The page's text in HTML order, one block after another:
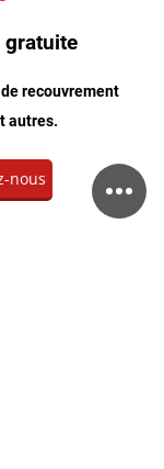
gratuite
recouvrement
autres.
nous